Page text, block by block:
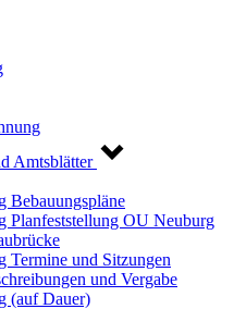
Amtsblätter
Bebauungspläne
Planfeststellung OU Neuburg
Termine und Sitzungen
und Vergabe
(auf Dauer)